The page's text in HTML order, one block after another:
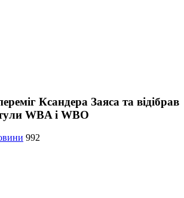
Ксандера Заяса та відібрав
WBA і WBO
992